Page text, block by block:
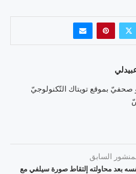
صحفيّ بموقع تويتاك التّكنولوجيّ
السابق
بعد محاولته إلتقاط صورة سيلفي مع